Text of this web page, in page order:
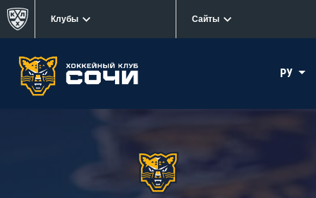
Клубы Сайты
РУ